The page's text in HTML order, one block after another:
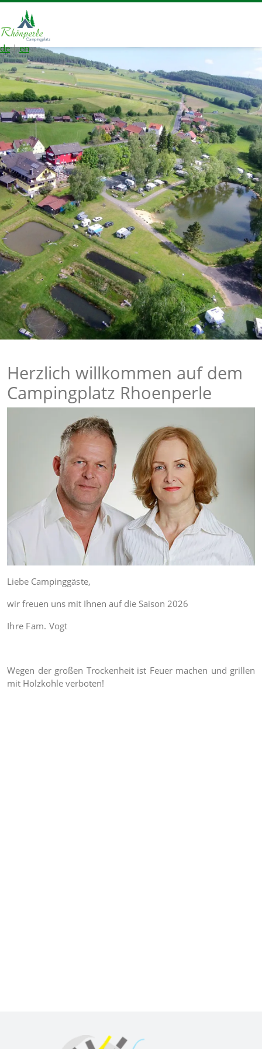
de|en
Herzlich willkommen auf dem
Campingplatz Rhoenperle
Liebe Campinggäste,
wir freuen uns mit Ihnen auf die Saison 2026
Ihre Fam. Vogt
Wegen der großen Trockenheit ist Feuer machen und grillen
mit Holzkohle verboten!